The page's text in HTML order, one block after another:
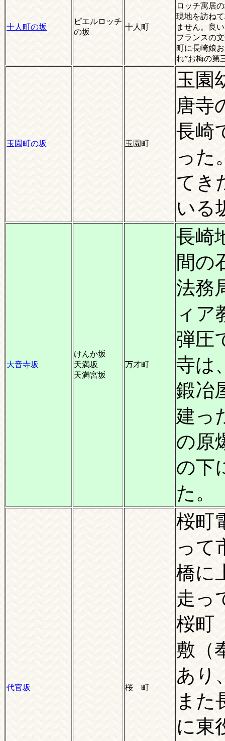
十人町の坂
ピエルロッチ
の坂
十人町
ロッチ寓居
現地を訪ね
ません。良
フランスの
町に長崎娘
れ”お梅の第
玉園町の坂 玉園町
玉園
唐寺
長崎
った
てき
いる
大音寺坂
けんか坂
天満坂
天満宮坂
万才町
長崎
間の
法務
ィア
弾圧
寺は
鍛冶
建っ
の原
の下
た。
代官坂 桜 町
桜町
って
橋に
走っ
桜町
敷（
あり
また
に東